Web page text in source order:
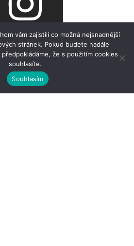
vám zajistili co možná nejsnadnější
stránek. Pokud budete nadále
že s použitím cookies
souhlasíte.
Souhlasím